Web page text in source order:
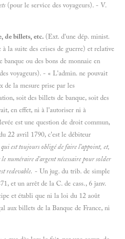
(pour le service des voyageurs). - V.
de billets, etc. (Ext. d'une dép. minist.
la suite des crises de guerre) et relative
banque ou des bons de monnaie en
voyageurs). - « L'admin. ne pouvait
de la mesure prise par les
soit des billets de banque, soit des
en effet, ni à l'autoriser ni à
est une question de droit commun,
22 avril 1790, c'est le débiteur
qui est toujours obligé de faire l'appoint, et,
le numéraire d'argent nécessaire pour solder
redevable. - Un jug. du trib. de simple
et un arrêt de la C. de cass., 6 janv.
et établi que ni la loi du 12 août
aux billets de la Banque de France, ni